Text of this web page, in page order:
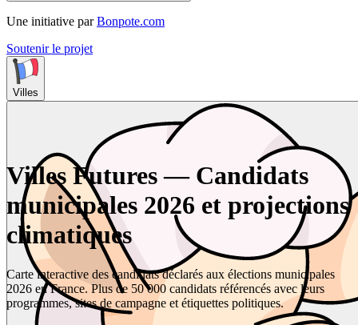
Une initiative par Bonpote.com
Soutenir le projet
Villes
Villes Futures — Candidats
municipales 2026 et projections
climatiques
Carte interactive des candidats déclarés aux élections municipales
2026 en France. Plus de 50 000 candidats référencés avec leurs
programmes, sites de campagne et étiquettes politiques.